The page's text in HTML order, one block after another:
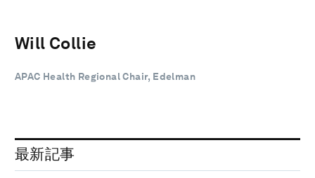
Will Collie
APAC Health Regional Chair, Edelman
最新記事